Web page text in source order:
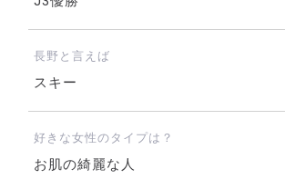
長野と言えば
スキー
好きな女性のタイプは？
お肌の綺麗な人